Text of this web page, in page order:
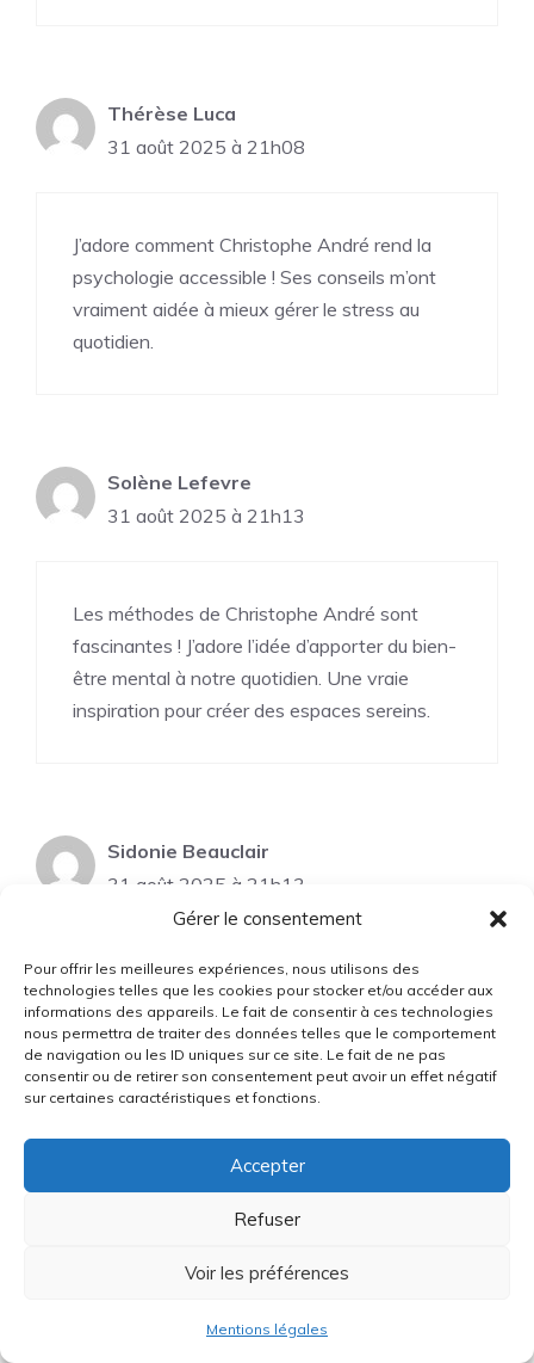
Gérer le consentement
Pour offrir les meilleures expériences, nous utilisons des
technologies telles que les cookies pour stocker et/ou accéder aux
informations des appareils. Le fait de consentir à ces technologies
nous permettra de traiter des données telles que le comportement
de navigation ou les ID uniques sur ce site. Le fait de ne pas
consentir ou de retirer son consentement peut avoir un effet négatif
sur certaines caractéristiques et fonctions.
Accepter
Refuser
Voir les préférences
Mentions légales
Thérèse Luca
31 août 2025 à 21h08
J’adore comment Christophe André rend la
psychologie accessible ! Ses conseils m’ont
vraiment aidée à mieux gérer le stress au
quotidien.
Solène Lefevre
31 août 2025 à 21h13
Les méthodes de Christophe André sont
fascinantes ! J’adore l’idée d’apporter du bien-
être mental à notre quotidien. Une vraie
inspiration pour créer des espaces sereins.
Sidonie Beauclair
31 août 2025 à 21h13
Les enseignements de Christophe André
résonnent profondément en moi. Sa vision de
la santé mentale, mêlant histoire et humanité,
est d’une beauté touchante.